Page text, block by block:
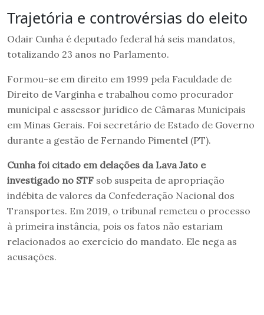
Trajetória e controvérsias do eleito
Odair Cunha é deputado federal há seis mandatos,
totalizando 23 anos no Parlamento.
Formou-se em direito em 1999 pela Faculdade de
Direito de Varginha e trabalhou como procurador
municipal e assessor jurídico de Câmaras Municipais
em Minas Gerais. Foi secretário de Estado de Governo
durante a gestão de Fernando Pimentel (PT).
Cunha foi citado em delações da Lava Jato e
investigado no STF sob suspeita de apropriação
indébita de valores da Confederação Nacional dos
Transportes. Em 2019, o tribunal remeteu o processo
à primeira instância, pois os fatos não estariam
relacionados ao exercício do mandato. Ele nega as
acusações.